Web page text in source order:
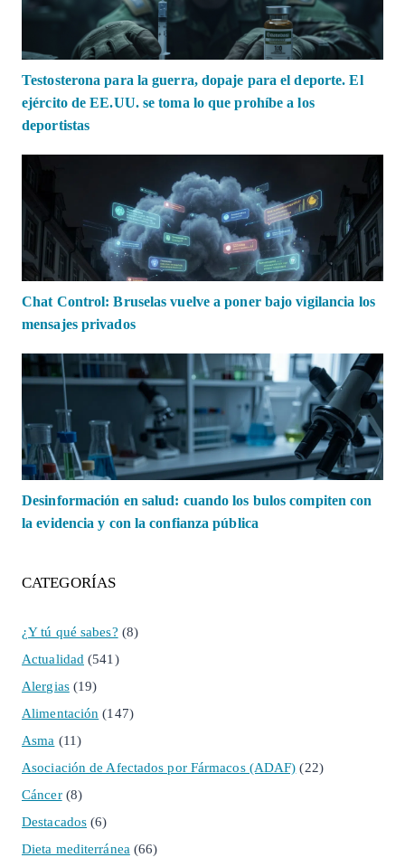
Testosterona para la guerra, dopaje para el deporte. El
ejército de EE.UU. se toma lo que prohíbe a los
deportistas
Chat Control: Bruselas vuelve a poner bajo vigilancia los
mensajes privados
Desinformación en salud: cuando los bulos compiten con
la evidencia y con la confianza pública
CATEGORÍAS
¿Y tú qué sabes? (8)
Actualidad (541)
Alergias(19)
Alimentación (147)
Asma (11)
Asociación de Afectados por Fármacos (ADAF) (22)
Cáncer(8)
Destacados (6)
Dieta mediterránea (66)